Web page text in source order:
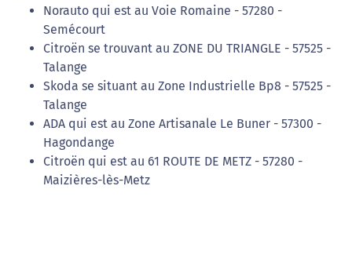
Norauto qui est au Voie Romaine - 57280 -
Semécourt
Citroën se trouvant au ZONE DU TRIANGLE - 57525 -
Talange
Skoda se situant au Zone Industrielle Bp8 - 57525 -
Talange
ADA qui est au Zone Artisanale Le Buner - 57300 -
Hagondange
Citroën qui est au 61 ROUTE DE METZ - 57280 -
Maizières-lès-Metz